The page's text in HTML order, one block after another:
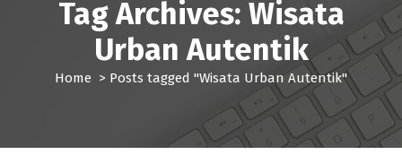
Tag Archives: Wisata
Urban Autentik
Home > Posts tagged "Wisata Urban Autentik"